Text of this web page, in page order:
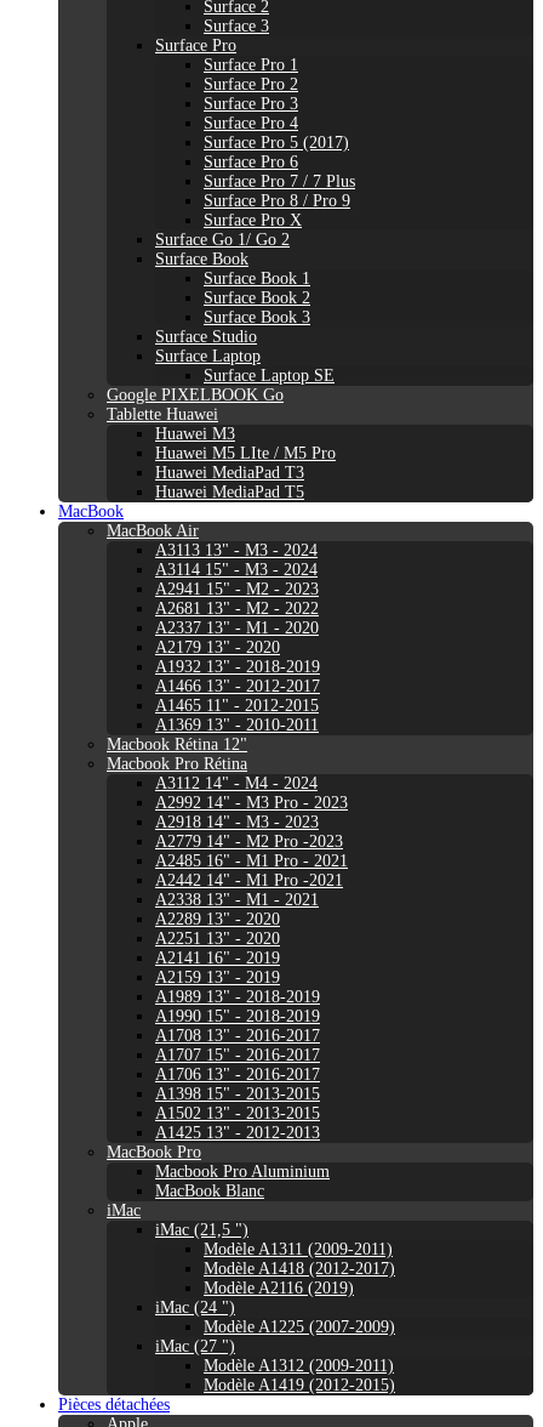
Surface 2
Surface 3
Surface Pro
Surface Pro 1
Surface Pro 2
Surface Pro 3
Surface Pro 4
Surface Pro 5 (2017)
Surface Pro 6
Surface Pro 7 / 7 Plus
Surface Pro 8 / Pro 9
Surface Pro X
Surface Go 1/ Go 2
Surface Book
Surface Book 1
Surface Book 2
Surface Book 3
Surface Studio
Surface Laptop
Surface Laptop SE
Google PIXELBOOK Go
Tablette Huawei
Huawei M3
Huawei M5 LIte / M5 Pro
Huawei MediaPad T3
Huawei MediaPad T5
MacBook
MacBook Air
A3113 13" - M3 - 2024
A3114 15" - M3 - 2024
A2941 15" - M2 - 2023
A2681 13" - M2 - 2022
A2337 13" - M1 - 2020
A2179 13" - 2020
A1932 13" - 2018-2019
A1466 13" - 2012-2017
A1465 11" - 2012-2015
A1369 13" - 2010-2011
Macbook Rétina 12"
Macbook Pro Rétina
A3112 14" - M4 - 2024
A2992 14" - M3 Pro - 2023
A2918 14" - M3 - 2023
A2779 14" - M2 Pro -2023
A2485 16" - M1 Pro - 2021
A2442 14" - M1 Pro -2021
A2338 13" - M1 - 2021
A2289 13" - 2020
A2251 13" - 2020
A2141 16" - 2019
A2159 13" - 2019
A1989 13" - 2018-2019
A1990 15" - 2018-2019
A1708 13" - 2016-2017
A1707 15" - 2016-2017
A1706 13" - 2016-2017
A1398 15" - 2013-2015
A1502 13" - 2013-2015
A1425 13" - 2012-2013
MacBook Pro
Macbook Pro Aluminium
MacBook Blanc
iMac
iMac (21,5 ")
Modèle A1311 (2009-2011)
Modèle A1418 (2012-2017)
Modèle A2116 (2019)
iMac (24 ")
Modèle A1225 (2007-2009)
iMac (27 ")
Modèle A1312 (2009-2011)
Modèle A1419 (2012-2015)
Pièces détachées